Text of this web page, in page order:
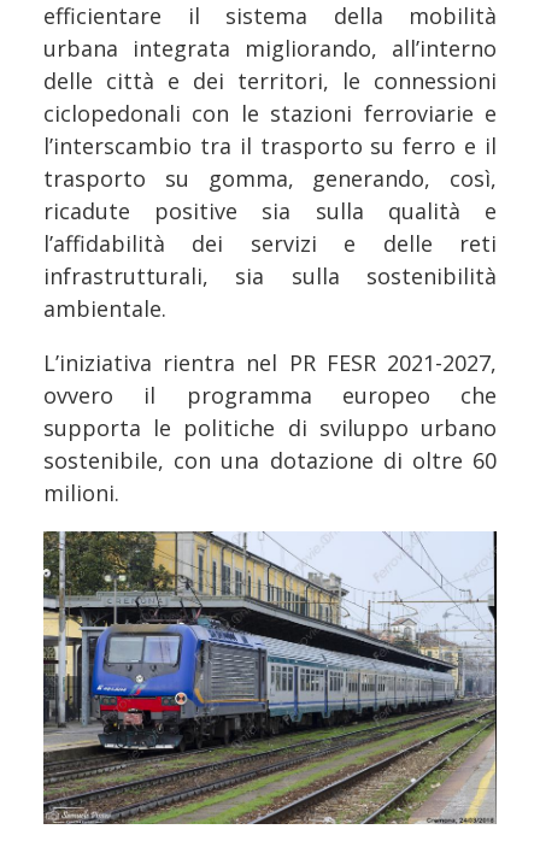
efficientare il sistema della mobilità
urbana integrata migliorando, all’interno
delle città e dei territori, le connessioni
ciclopedonali con le stazioni ferroviarie e
l’interscambio tra il trasporto su ferro e il
trasporto su gomma, generando, così,
ricadute positive sia sulla qualità e
l’affidabilità dei servizi e delle reti
infrastrutturali, sia sulla sostenibilità
ambientale.
L’iniziativa rientra nel PR FESR 2021-2027,
ovvero il programma europeo che
supporta le politiche di sviluppo urbano
sostenibile, con una dotazione di oltre 60
milioni.